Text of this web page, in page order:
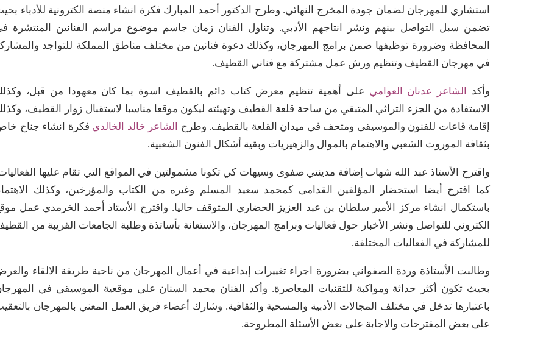
استشاري للمهرجان لضمان جودة المخرج النهائي. وطرح الدكتور أحمد المبارك فكرة انشاء منصة الكترونية للأدباء
تضمن سبل التواصل بينهم ونشر انتاجهم الأدبي. وتناول الفنان زمان جاسم موضوع مراسم الفنانين المنتشرة
المحافظة وضرورة توظيفها ضمن برامج المهرجان، وكذلك دعوة فنانين من مختلف مناطق المملكة للتواجد
في مهرجان القطيف وتنظيم ورش عمل مشتركة مع فناني القطيف.
وأكد الشاعر عدنان العوامي على أهمية تنظيم معرض كتاب دائم بالقطيف اسوة بما كان معهودا من قبل،
الاستفادة من الجزء التراثي المتبقي من ساحة قلعة القطيف وتهيئته ليكون موقعا مناسبا لاستقبال زوار القطيف،
إقامة قاعات للفنون والموسيقى ومتحف في ميدان القلعة بالقطيف. وطرح الشاعر خالد الخالدي فكرة انشاء جناح
بثقافة الموروث الشعبي والاهتمام بالموال والزهيريات وبقية أشكال الفنون الشعبية.
واقترح الأستاذ عبد الله شهاب إضافة مدينتي صفوى وسيهات كي تكونا مشمولتين في المواقع التي تقام عليها
كما اقترح أيضا استحضار المؤلفين القدامى كمحمد سعيد المسلم وغيره من الكتاب والمؤرخين، وكذلك
باستكمال انشاء مركز الأمير سلطان بن عبد العزيز الحضاري المتوقف حاليا. واقترح الأستاذ أحمد الخرمدي عمل
الكتروني للتواصل ونشر الأخبار حول فعاليات وبرامج المهرجان، والاستعانة بأساتذة وطلبة الجامعات القريبة من
للمشاركة في الفعاليات المختلفة.
وطالبت الأستاذة وردة الصفواني بضرورة اجراء تغييرات إبداعية في أعمال المهرجان من ناحية طريقة الالقاء
بحيث تكون أكثر حداثة ومواكبة للتقنيات المعاصرة. وأكد الفنان محمد السنان على موقعية الموسيقى في
باعتبارها تدخل في مختلف المجالات الأدبية والمسحية والثقافية. وشارك أعضاء فريق العمل المعني بالمهرجان
على بعض المقترحات والاجابة على بعض الأسئلة المطروحة.